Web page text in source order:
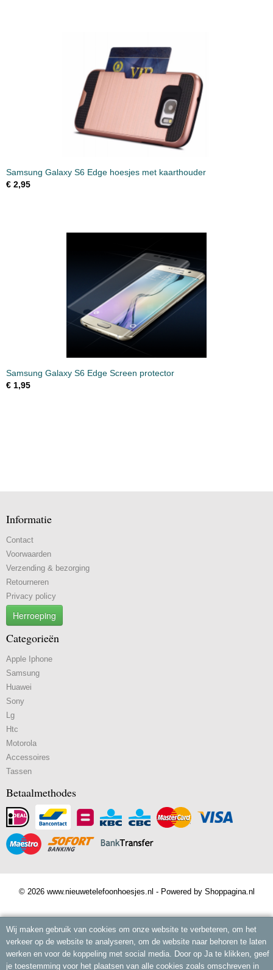
Samsung Galaxy S6 Edge hoesjes met kaarthouder
€ 2,95
Samsung Galaxy S6 Edge Screen protector
€ 1,95
Informatie
Contact
Voorwaarden
Verzending & bezorging
Retourneren
Privacy policy
Herroeping
Categorieën
Apple Iphone
Samsung
Huawei
Sony
Lg
Htc
Motorola
Accessoires
Tassen
Betaalmethodes
© 2026 www.nieuwetelefoonhoesjes.nl - Powered by Shoppagina.nl
Wij maken gebruik van cookies om onze website te verbeteren, om het
verkeer op de website te analyseren, om de website naar behoren te laten
werken en voor de koppeling met social media. Door op Ja te klikken, geef
je toestemming voor het plaatsen van alle cookies zoals omschreven in